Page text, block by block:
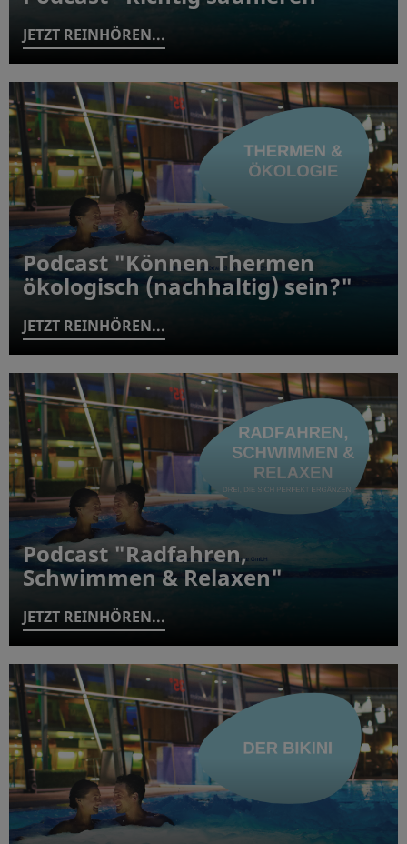
JETZT REINHÖREN...
Podcast "Können Thermen
ökologisch (nachhaltig) sein?"
JETZT REINHÖREN...
Podcast "Radfahren,
Schwimmen & Relaxen"
JETZT REINHÖREN...